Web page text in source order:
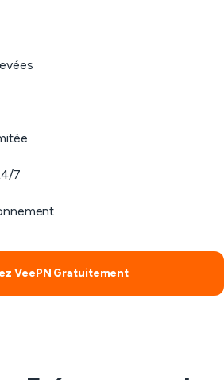
7
VeePN Gratuitement